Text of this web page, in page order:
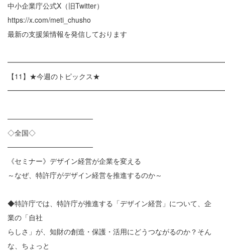
中小企業庁公式X（旧Twitter）
https://x.com/meti_chusho
最新の支援策情報を発信しております
【11】★今週のトピックス★
─────────────────
◇全国◇
─────────────────
《セミナー》デザイン経営が企業を変える
～なぜ、特許庁がデザイン経営を推進するのか～
◆特許庁では、特許庁が推進する「デザイン経営」について、企
業の「自社
らしさ」が、知財の創造・保護・活用にどうつながるのか？そん
な、ちょっと